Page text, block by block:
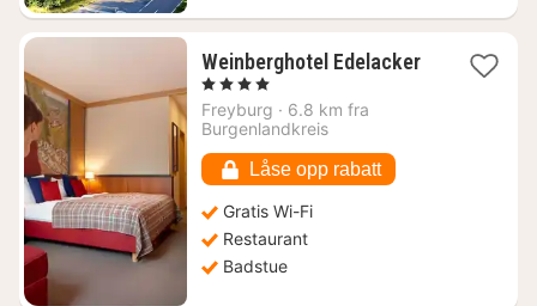
Weinberghotel Edelacker1
, 4 Stjerner
Freyburg · 6.8 km fra
Burgenlandkreis
Låse opp rabatt
Gratis Wi-Fi
Restaurant
Badstue